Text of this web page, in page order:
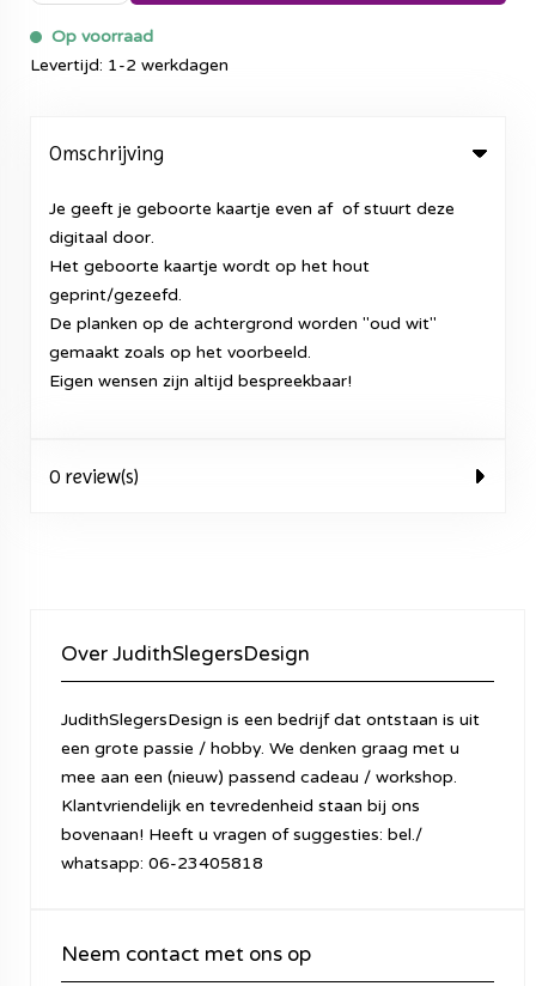
Op voorraad
Levertijd: 1-2 werkdagen
Omschrijving
Je geeft je geboorte kaartje even af of stuurt deze
digitaal door.
Het geboorte kaartje wordt op het hout
geprint/gezeefd.
De planken op de achtergrond worden "oud wit"
gemaakt zoals op het voorbeeld.
Eigen wensen zijn altijd bespreekbaar!
0 review(s)
Over JudithSlegersDesign
JudithSlegersDesign is een bedrijf dat ontstaan is uit
een grote passie / hobby. We denken graag met u
mee aan een (nieuw) passend cadeau / workshop.
Klantvriendelijk en tevredenheid staan bij ons
bovenaan! Heeft u vragen of suggesties: bel./
whatsapp: 06-23405818
Neem contact met ons op